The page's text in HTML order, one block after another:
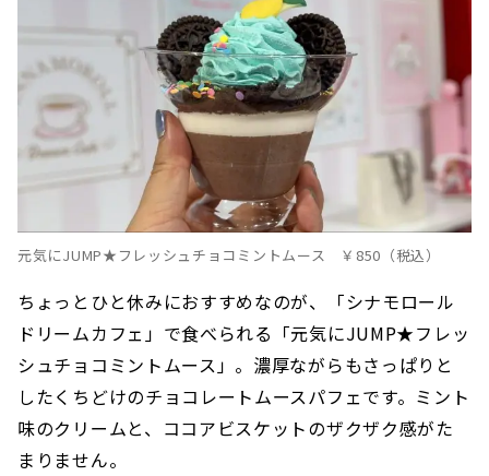
元気にJUMP★フレッシュチョコミントムース ￥850（税込）
ちょっとひと休みにおすすめなのが、「シナモロール
ドリームカフェ」で食べられる「元気にJUMP★フレッ
シュチョコミントムース」。濃厚ながらもさっぱりと
したくちどけのチョコレートムースパフェです。ミント
味のクリームと、ココアビスケットのザクザク感がた
まりません。